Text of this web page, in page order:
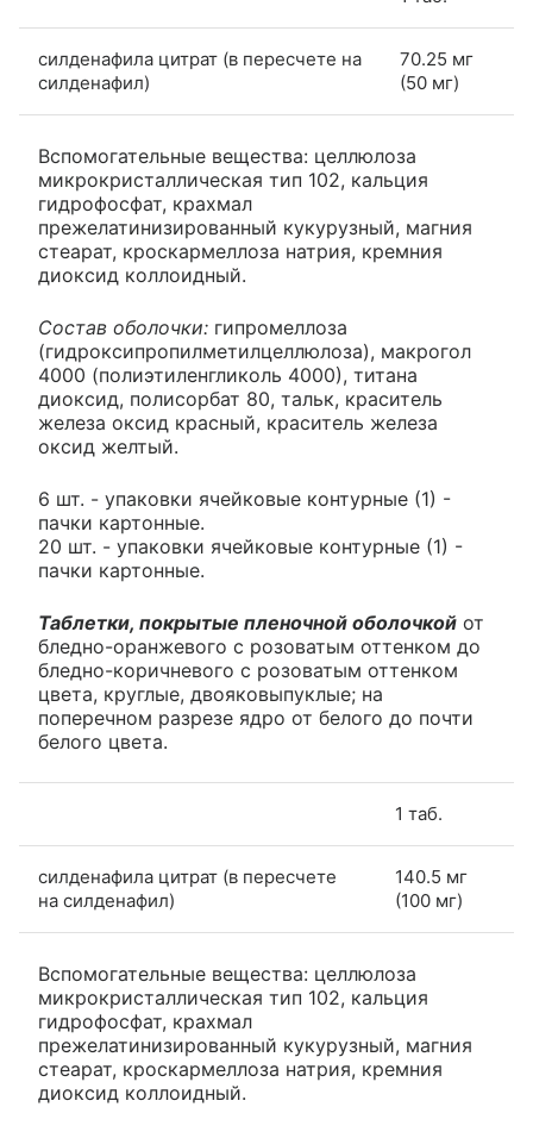
силденафила цитрат (в пересчете на
силденафил)
70.25 мг
(50 мг)
Вспомогательные вещества: целлюлоза
микрокристаллическая тип 102, кальция
гидрофосфат, крахмал
прежелатинизированный кукурузный, магния
стеарат, кроскармеллоза натрия, кремния
диоксид коллоидный.
Состав оболочки: гипромеллоза
(гидроксипропилметилцеллюлоза), макрогол
4000 (полиэтиленгликоль 4000), титана
диоксид, полисорбат 80, тальк, краситель
железа оксид красный, краситель железа
оксид желтый.
6 шт. - упаковки ячейковые контурные (1) -
пачки картонные.
20 шт. - упаковки ячейковые контурные (1) -
пачки картонные.
Таблетки, покрытые пленочной оболочкой от
бледно-оранжевого с розоватым оттенком до
бледно-коричневого с розоватым оттенком
цвета, круглые, двояковыпуклые; на
поперечном разрезе ядро от белого до почти
белого цвета.
1 таб.
силденафила цитрат (в пересчете
на силденафил)
140.5 мг
(100 мг)
Вспомогательные вещества: целлюлоза
микрокристаллическая тип 102, кальция
гидрофосфат, крахмал
прежелатинизированный кукурузный, магния
стеарат, кроскармеллоза натрия, кремния
диоксид коллоидный.